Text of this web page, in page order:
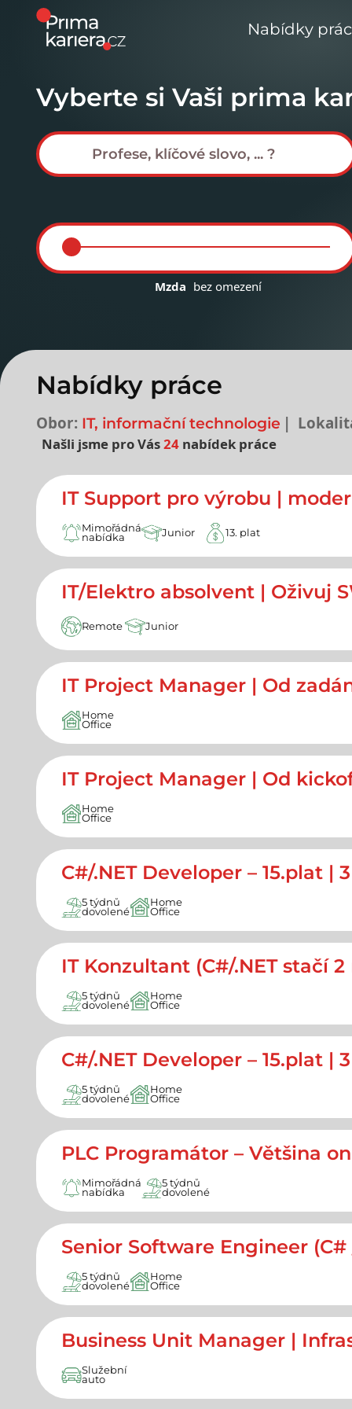
Nabídky
Vyberte si Vaši prima
Mzda bez omezení
Nabídky práce
Obor: IT, informační technologie
Našli jsme pro Vás24nabídek práce
Nejnovější nabídky
IT Support pro výrobu |
Mimořádná
nabídka
Junior 13. plat
IT/Elektro absolvent | Oživuj
Remote Junior
IT Project Manager | Od
Home
Office
IT Project Manager | Od
Home
Office
C#/.NET Developer – 15.plat |
5 týdnů
dovolené
Home
Office
IT Konzultant (C#/.NET stačí
5 týdnů
dovolené
Home
Office
C#/.NET Developer – 15.plat |
5 týdnů
dovolené
Home
Office
PLC Programátor – Většina
Mimořádná
nabídka
5 týdnů
dovolené
Senior Software Engineer (C#
5 týdnů
dovolené
Home
Office
Business Unit Manager |
Služební
auto